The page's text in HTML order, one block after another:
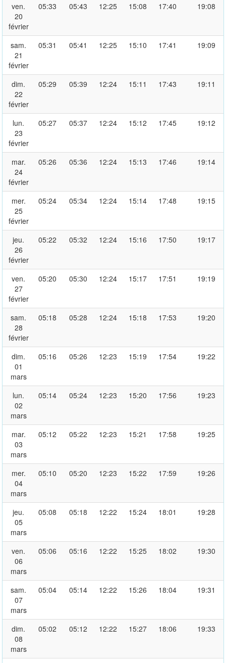
ven.
20
février
05:33 05:43 12:25 15:08 17:40 19:08
sam.
21
février
05:31 05:41 12:25 15:10 17:41 19:09
dim.
22
février
05:29 05:39 12:24 15:11 17:43 19:11
lun.
23
février
05:27 05:37 12:24 15:12 17:45 19:12
mar.
24
février
05:26 05:36 12:24 15:13 17:46 19:14
mer.
25
février
05:24 05:34 12:24 15:14 17:48 19:15
jeu.
26
février
05:22 05:32 12:24 15:16 17:50 19:17
ven.
27
février
05:20 05:30 12:24 15:17 17:51 19:19
sam.
28
février
05:18 05:28 12:24 15:18 17:53 19:20
dim.
01
mars
05:16 05:26 12:23 15:19 17:54 19:22
lun.
02
mars
05:14 05:24 12:23 15:20 17:56 19:23
mar.
03
mars
05:12 05:22 12:23 15:21 17:58 19:25
mer.
04
mars
05:10 05:20 12:23 15:22 17:59 19:26
jeu.
05
mars
05:08 05:18 12:22 15:24 18:01 19:28
ven.
06
mars
05:06 05:16 12:22 15:25 18:02 19:30
sam.
07
mars
05:04 05:14 12:22 15:26 18:04 19:31
dim.
08
mars
05:02 05:12 12:22 15:27 18:06 19:33